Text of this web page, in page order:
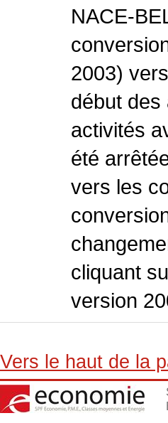
NACE-
2003)
début des
activités
été
vers les
cliquant
version
Vers le haut de la